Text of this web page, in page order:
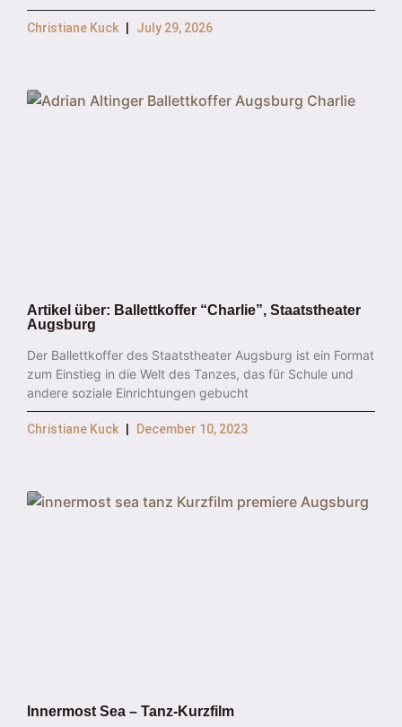
Christiane Kuck July 29, 2026
Artikel über: Ballettkoffer “Charlie”, Staatstheater
Augsburg
Der Ballettkoffer des Staatstheater Augsburg ist ein Format
zum Einstieg in die Welt des Tanzes, das für Schule und
andere soziale Einrichtungen gebucht
Christiane Kuck December 10, 2023
Innermost Sea – Tanz-Kurzfilm